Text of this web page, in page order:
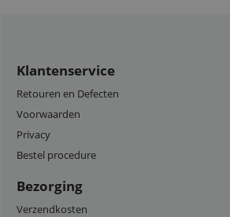
Klantenservice
Retouren en Defecten
Voorwaarden
Privacy
Bestel procedure
Bezorging
Verzendkosten